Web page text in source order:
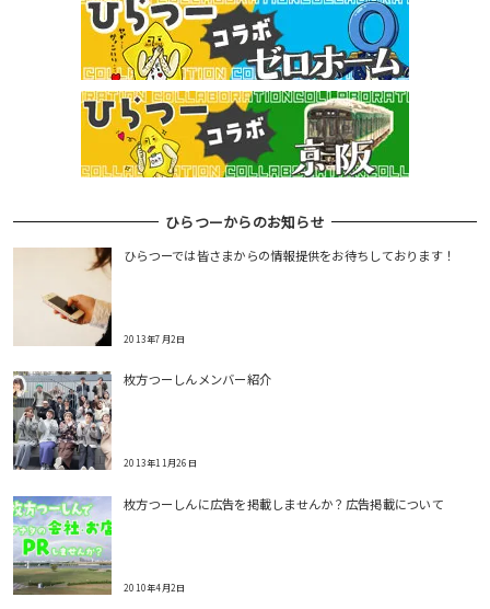
ひらつーからのお知らせ
ひらつーでは皆さまからの情報提供をお待ちしております！
2013年7月2日
枚方つーしんメンバー紹介
2013年11月26日
枚方つーしんに広告を掲載しませんか？広告掲載について
2010年4月2日